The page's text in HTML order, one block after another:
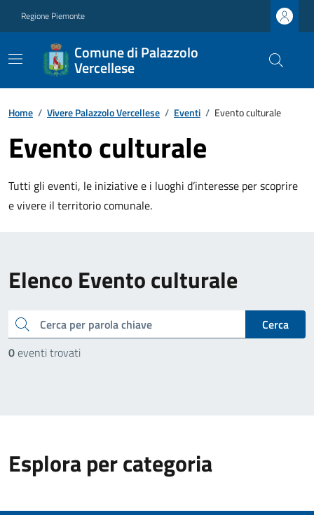
Regione Piemonte
Comune di Palazzolo
Vercellese
Home / Vivere Palazzolo Vercellese / Eventi / Evento culturale
Evento culturale
Tutti gli eventi, le iniziative e i luoghi d’interesse per scoprire
e vivere il territorio comunale.
Elenco Evento culturale
cerca
Cerca
0eventi trovati
Esplora per categoria